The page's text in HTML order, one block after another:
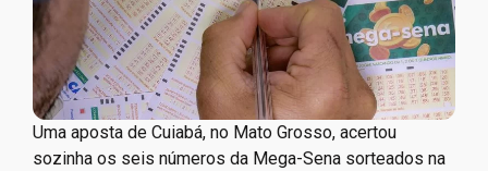
Uma aposta de Cuiabá, no Mato Grosso, acertou
sozinha os seis números da Mega-Sena sorteados na